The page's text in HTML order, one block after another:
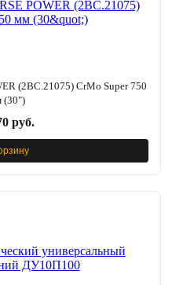
(2BC.21075) CrMo Super 750
(30")
руб.